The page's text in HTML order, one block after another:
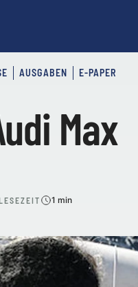
AUSGABEN E-PAPER
Max
1 min